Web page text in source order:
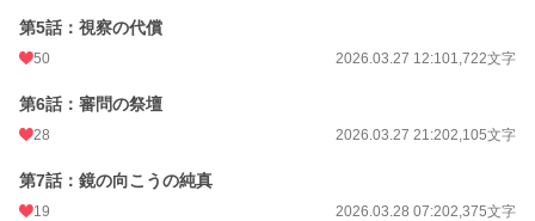
第5話：視察の代償
50 2026.03.27 12:101,722文字
第6話：審問の祭壇
28 2026.03.27 21:202,105文字
第7話：鏡の向こうの純真
19 2026.03.28 07:202,375文字